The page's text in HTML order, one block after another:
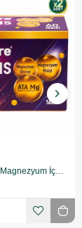
Magnimore Plus Magnezyum İçeren Takviye Edici Gıda 60 Kapsül 2 Adet